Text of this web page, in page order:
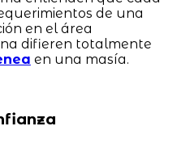
de una
en el área
difieren totalmente
en una masía.